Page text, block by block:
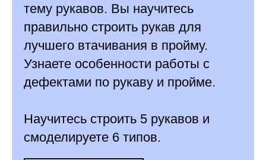
тему рукавов. Вы научитесь
правильно строить рукав для
лучшего втачивания в пройму.
Узнаете особенности работы с
дефектами по рукаву и пройме.
Научитесь строить 5 рукавов и
смоделируете 6 типов.